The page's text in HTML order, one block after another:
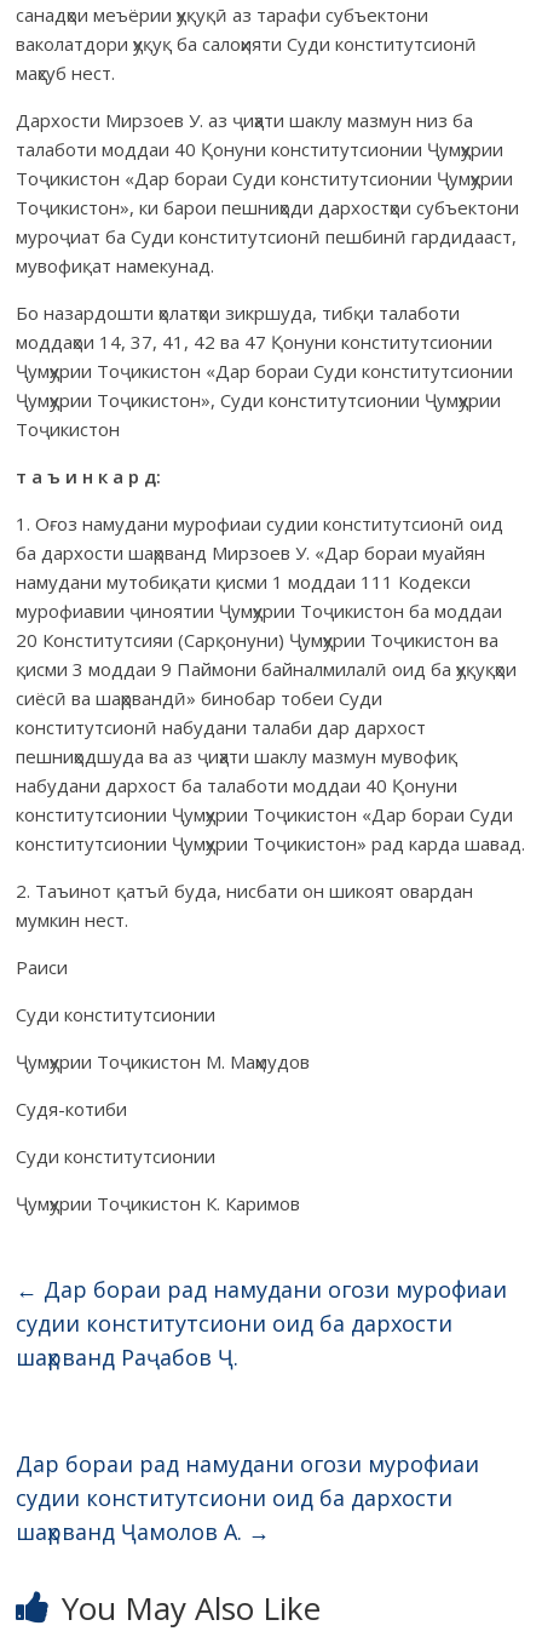
санадҳои меъёрии ҳуқуқӣ аз тарафи субъектони
ваколатдори ҳуқуқ ба салоҳияти Суди конститутсионӣ
маҳсуб нест.
Дархости Мирзоев У. аз ҷиҳати шаклу мазмун низ ба
талаботи моддаи 40 Қонуни конститутсионии Ҷумҳурии
Тоҷикистон «Дар бораи Суди конститутсионии Ҷумҳурии
Тоҷикистон», ки барои пешниҳоди дархостҳои субъектони
муроҷиат ба Суди конститутсионӣ пешбинӣ гардидааст,
мувофиқат намекунад.
Бо назардошти ҳолатҳои зикршуда, тибқи талаботи
моддаҳои 14, 37, 41, 42 ва 47 Қонуни конститутсионии
Ҷумҳурии Тоҷикистон «Дар бораи Суди конститутсионии
Ҷумҳурии Тоҷикистон», Суди конститутсионии Ҷумҳурии
Тоҷикистон
т а ъ и н к а р д:
1. Оғоз намудани мурофиаи судии конститутсионӣ оид
ба дархости шаҳрванд Мирзоев У. «Дар бораи муайян
намудани мутобиқати қисми 1 моддаи 111 Кодекси
мурофиавии ҷиноятии Ҷумҳурии Тоҷикистон ба моддаи
20 Конститутсияи (Сарқонуни) Ҷумҳурии Тоҷикистон ва
қисми 3 моддаи 9 Паймони байналмилалӣ оид ба ҳуқуқҳои
сиёсӣ ва шаҳрвандӣ» бинобар тобеи Суди
конститутсионӣ набудани талаби дар дархост
пешниҳодшуда ва аз ҷиҳати шаклу мазмун мувофиқ
набудани дархост ба талаботи моддаи 40 Қонуни
конститутсионии Ҷумҳурии Тоҷикистон «Дар бораи Суди
конститутсионии Ҷумҳурии Тоҷикистон» рад карда шавад.
2. Таъинот қатъӣ буда, нисбати он шикоят овардан
мумкин нест.
Раиси
Суди конститутсионии
Ҷумҳурии Тоҷикистон М. Маҳмудов
Судя-котиби
Суди конститутсионии
Ҷумҳурии Тоҷикистон К. Каримов
← Дар бораи рад намудани огози мурофиаи
судии конститутсиони оид ба дархости
шаҳрванд Раҷабов Ҷ.
Дар бораи рад намудани огози мурофиаи
судии конститутсиони оид ба дархости
шаҳрванд Ҷамолов А. →
You May Also Like